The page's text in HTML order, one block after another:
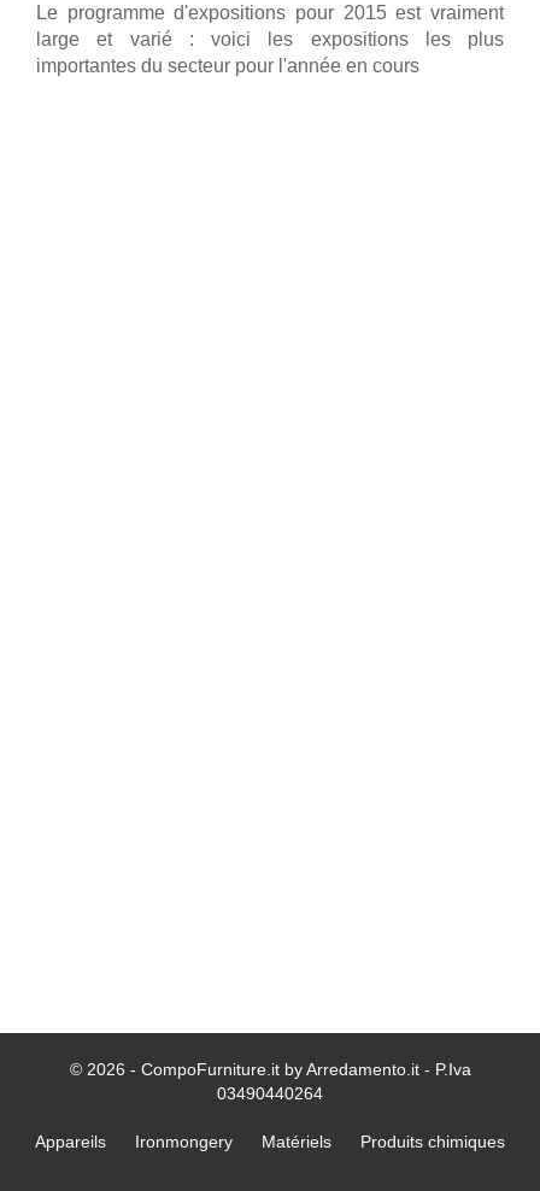
Le programme d'expositions pour 2015 est vraiment
large et varié : voici les expositions les plus
importantes du secteur pour l'année en cours
© 2026 - CompoFurniture.it by Arredamento.it - P.Iva
03490440264
Appareils Ironmongery Matériels Produits chimiques